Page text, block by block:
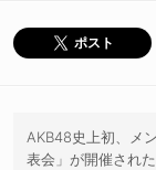
ポスト
AKB48史上初、メ
表会」が開催され